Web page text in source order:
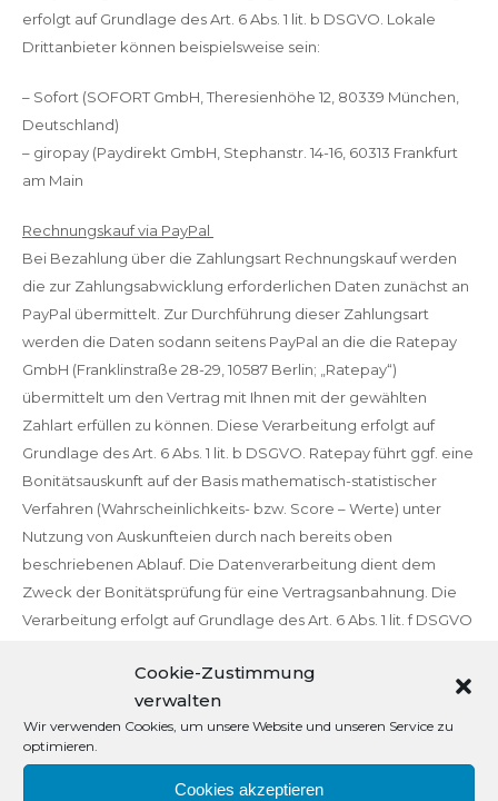
Cookie-Zustimmung
verwalten
Wir verwenden Cookies, um unsere Website und unseren Service zu
optimieren.
Cookies akzeptieren
erfolgt auf Grundlage des Art. 6 Abs. 1 lit. b DSGVO. Lokale
Drittanbieter können beispielsweise sein:
– Sofort (SOFORT GmbH, Theresienhöhe 12, 80339 München,
Deutschland)
– giropay (Paydirekt GmbH, Stephanstr. 14-16, 60313 Frankfurt
am Main
Rechnungskauf via PayPal
Bei Bezahlung über die Zahlungsart Rechnungskauf werden
die zur Zahlungsabwicklung erforderlichen Daten zunächst an
PayPal übermittelt. Zur Durchführung dieser Zahlungsart
werden die Daten sodann seitens PayPal an die die Ratepay
GmbH (Franklinstraße 28-29, 10587 Berlin; „Ratepay“)
übermittelt um den Vertrag mit Ihnen mit der gewählten
Zahlart erfüllen zu können. Diese Verarbeitung erfolgt auf
Grundlage des Art. 6 Abs. 1 lit. b DSGVO. Ratepay führt ggf. eine
Bonitätsauskunft auf der Basis mathematisch-statistischer
Verfahren (Wahrscheinlichkeits- bzw. Score – Werte) unter
Nutzung von Auskunfteien durch nach bereits oben
beschriebenen Ablauf. Die Datenverarbeitung dient dem
Zweck der Bonitätsprüfung für eine Vertragsanbahnung. Die
Verarbeitung erfolgt auf Grundlage des Art. 6 Abs. 1 lit. f DSGVO
Schutz vor Zahlungsausfall, wenn Ratepay in Vorleistung geht.
Weitere Informationen zum Datenschutz und welche
Auskunfteien Ratpay verwenden finden Sie unter
https://www.ratepay.com/legal-payment-dataprivacy/
https://www.ratepay.com/legal-payment-creditagencies/